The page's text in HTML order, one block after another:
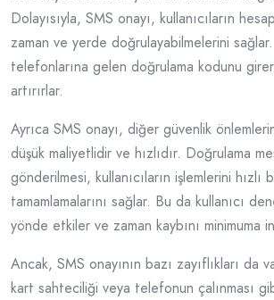
Dolayısıyla, SMS onayı, kullanıcıların
zaman ve yerde doğrulayabilmelerini
telefonlarına gelen doğrulama kodunu
artırırlar.
Ayrıca SMS onayı, diğer güvenlik
düşük maliyetlidir ve hızlıdır. Doğrulama
gönderilmesi, kullanıcıların işlemlerini hızlı
tamamlamalarını sağlar. Bu da kullanıcı
yönde etkiler ve zaman kaybını minimuma
Ancak, SMS onayının bazı zayıflıkları da
kart sahteciliği veya telefonun çalınması